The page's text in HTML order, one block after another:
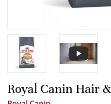
Royal Canin Hair